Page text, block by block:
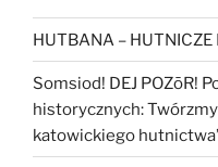
HUTBANA –
Somsiod! DEJ POZōR!
historycznych:
katowickiego